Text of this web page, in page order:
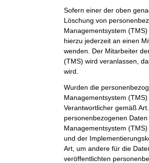
Sofern einer der oben
Löschung von
Managementsystem
hierzu jederzeit an einen
wenden. Der Mitarbeiter
(TMS) wird veranlassen,
wird.
Wurden die
Managementsystem
Verantwortlicher gemäß
personenbezogenen
Managementsystem
und der
Art, um andere für die
veröffentlichten